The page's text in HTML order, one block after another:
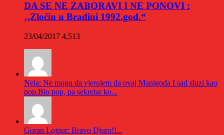
DA SE NE ZABORAVI I NE PONOVI :
‚‚Zločin u Bradini 1992.god.“
23/04/2017 4,513
Nela: Ne mogu da vjerujem da ovaj Manigoda I sad sluzi kao
pop.Bio pop, pa sekretar ko...
Goran Lojpur: Bravo Djuro!!...